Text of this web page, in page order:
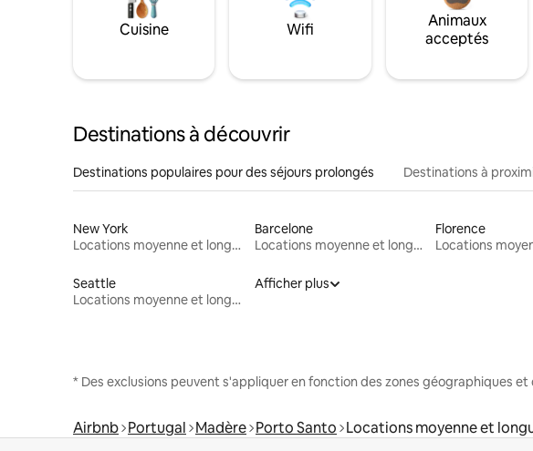
Cuisine Wifi
Animaux
acceptés
Destinations à découvrir
Destinations populaires pour des séjours prolongés Destinations à
New York
Locations moyenne et longue durée
Barcelone
Locations moyenne et longue durée
Florence
Seattle
Locations moyenne et longue durée
Afficher plus
* Des exclusions peuvent s'appliquer en fonction des zones géographiques
Airbnb Portugal Madère Porto Santo Locations moyenne et